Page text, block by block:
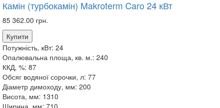
Камін (турбокамін) Makroterm Caro 24 кВт
85 362.00 грн.
Купити
Потужність, кВт: 24
Опалювальна площа, кв. м.: 240
ККД, %: 87
Обсяг водяної сорочки, л: 77
Діаметр димоходу, мм: 200
Висота, мм: 1310
Ширина, мм: 710